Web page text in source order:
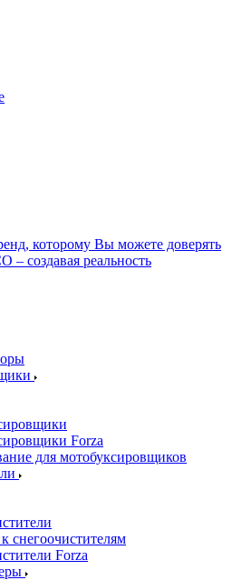
которому Вы можете доверять
– создавая реальность
Forza
для мотобуксировщиков
снегоочистителям
Forza